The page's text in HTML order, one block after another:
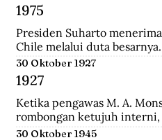
1975
Presiden Suharto
Chile melalui duta
adanya hubungan
30 Oktober 1927
1927
Ketika pengawas M. A.
rombongan ketujuh
menggantikan Kapten
30 Oktober 1945